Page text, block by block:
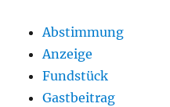
Abstimmung
Anzeige
Fundstück
Gastbeitrag